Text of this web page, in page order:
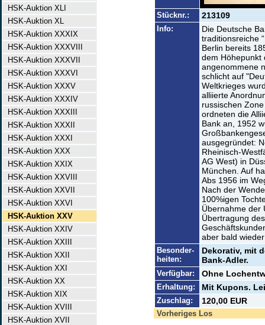
HSK-Auktion XLI
HSK-Auktion XL
HSK-Auktion XXXIX
HSK-Auktion XXXVIII
HSK-Auktion XXXVII
HSK-Auktion XXXVI
HSK-Auktion XXXV
HSK-Auktion XXXIV
HSK-Auktion XXXIII
HSK-Auktion XXXII
HSK-Auktion XXXI
HSK-Auktion XXX
HSK-Auktion XXIX
HSK-Auktion XXVIII
HSK-Auktion XXVII
HSK-Auktion XXVI
HSK-Auktion XXV
HSK-Auktion XXIV
HSK-Auktion XXIII
HSK-Auktion XXII
HSK-Auktion XXI
HSK-Auktion XX
HSK-Auktion XIX
HSK-Auktion XVIII
HSK-Auktion XVII
Stücknr.: 213109
Info:
Die Deutsche
traditionsreiche
Berlin bereits
dem Höhepunkt
angenommene
schlicht auf
Weltkrieges
alliierte
russischen
ordneten die
Bank an, 1952
ausgegründet:
Rheinisch-
AG West) in
München. Auf
Abs 1956 im
Nach der
100%igen
Übernahme der
Übertragung
aber bald
Besonder-
heiten:
Dekorativ, mit
Bank-Adler.
Verfügbar: Ohne
Erhaltung: Mit Kupons.
Zuschlag: 120,00 EUR
Vorheriges Los